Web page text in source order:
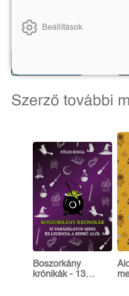
Eredeti ár:
Kötött ár:
Szerző további
Boszorkány
krónikák - 13
Beállítások